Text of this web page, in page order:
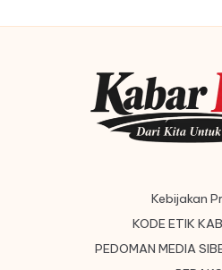
Kebijakan
KODE ETIK
PEDOMAN MEDIA